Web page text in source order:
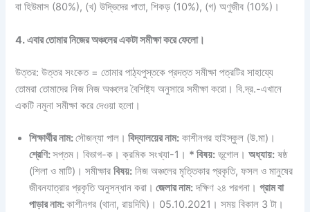
বা হিউমাস (80%), (খ) উদ্ভিদের পাতা, শিকড় (10%), (গ) অণুজীব (10%)।
4. এবার তোমার নিজের অঞ্চলের একটা সমীক্ষা করে ফেলো।
উত্তর: উত্তর সংকেত = তোমার পাঠ্যপুস্তকে প্রদত্ত সমীক্ষা পত্রটির সাহায্যে
তোমরা তোমাদের নিজ নিজ অঞ্চলের বৈশিষ্ট্য অনুসারে সমীক্ষা করো। বি.দ্র.-এখানে
একটি নমুনা সমীক্ষা করে দেওয়া হলো।
শিক্ষার্থীর নাম:সৌজন্যা পাল। বিদ্যালয়ের নাম: কাশীনগর হাইস্কুল (উ.মা)।
শ্রেণি:সপ্তম। বিভাগ-ক। ক্রমিক সংখ্যা-1। * বিষয়: ভূগোল।অধ্যায়: ষষ্ঠ
(শিলা ও মাটি)। সমীক্ষারবিষয়: নিজ অঞ্চলের মৃত্তিকার প্রকৃতি, ফসল ও মানুষের
জীবনযাত্রার প্রকৃতি অনুসন্ধান করা। জেলার নাম: দক্ষিণ ২৪ পরগনা।গ্রাম বা
পাড়ার নাম:কাশীনগর (থানা, রায়দিঘি)। 05.10.2021। সময় বিকাল 3 টা।